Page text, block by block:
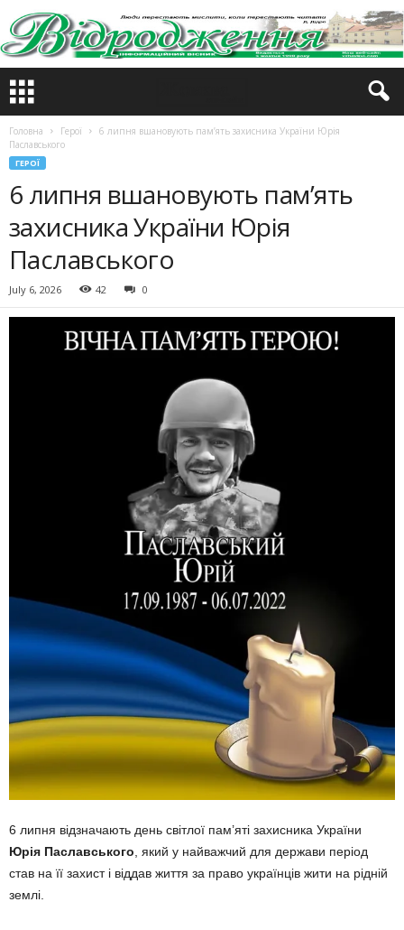
Головна Герої
6 липня вшановують пам’ять захисника України Юрія
Паславського
ГЕРОЇ
6 липня вшановують пам’ять
захисника України Юрія
Паславського
July 6, 2026 42 0
6 липня відзначають день світлої пам’яті захисника України
Юрія Паславського , який у найважчий для держави період
став на її захист і віддав життя за право українців жити на рідній
землі.